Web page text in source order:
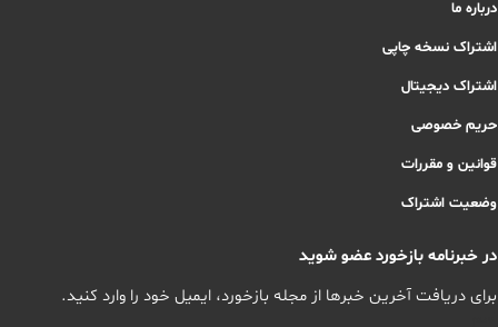
درباره ما
اشتراک نسخه چاپی
اشتراک دیجیتال
حریم خصوصی
قوانین و مقررات
وضعیت اشتراک
در خبرنامه بازخورد عضو شوید
برای دریافت آخرین خبرها از مجله بازخورد، ایمیل خود را وارد کنید.